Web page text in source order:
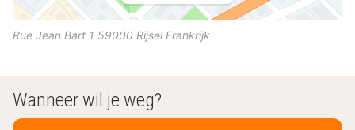
Rue Jean Bart 1 59000 Rijsel Frankrijk
Wanneer wil je weg?